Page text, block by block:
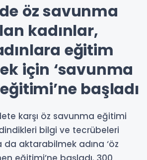
öz savunma
kadınlar,
eğitim
için ‘savunma
başladı
karşı öz savunma eğitimi
bilgi ve tecrübeleri
da aktarabilmek adına ‘öz